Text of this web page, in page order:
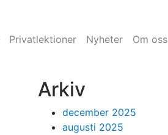
Privatlektioner Nyheter Om oss
Arkiv
december 2025
augusti 2025